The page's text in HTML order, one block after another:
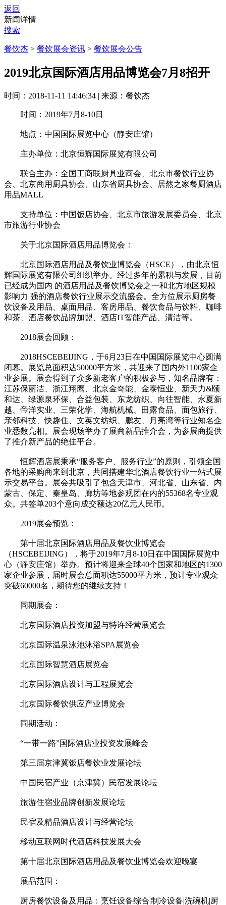
返回
新闻详情
搜索
餐饮杰 > 餐饮展会资讯 > 餐饮展会公告
2019北京国际酒店用品博览会7月8招开
时间：2018-11-11 14:46:34 | 来源：餐饮杰
时间：2019年7月8-10日
地点：中国国际展览中心（静安庄馆）
主办单位：北京恒辉国际展览有限公司
联合主办：全国工商联厨具业商会、北京市餐饮行业协
会、北京商用厨具协会、山东省厨具协会、居然之家餐厨酒店
用品MALL
支持单位：中国饭店协会、北京市旅游发展委员会、北京
市旅游行业协会
关于北京国际酒店用品博览会：
北京国际酒店用品及餐饮业博览会（HSCE），由北京恒
辉国际展览有限公司组织举办。经过多年的累积与发展，目前
已经成为国内 的酒店用品及餐饮博览会之一和北方地区规模
影响力 强的酒店餐饮行业展示交流盛会。全方位展示厨房餐
饮设备及用品、桌面用品、客房用品、餐饮食品与饮料、咖啡
和茶、酒店餐饮品牌加盟、酒店IT智能产品、清洁等。
2018展会回顾：
2018HSCEBEIJING，于6月23日在中国国际展览中心圆满
闭幕。展览总面积达50000平方米，共迎来了国内外1100家企
业参展。展会得到了众多新老客户的积极参与，知名品牌有：
江苏保丽洁、浙江翔鹰、北京金奇能、金泰恒业、新天力&颐
和达、绿源泉环保、合益包装、东龙纺织、向往智能、永夏新
越、帝洋实业、三荣化学、海航机械、田露食品、面包旅行、
亲邻科技、快趣住、文英文纺织、鹏友、月亮湾等行业知名企
业悉数亮相。展会现场举办了展商新品推介会，为参展商提供
了推介新产品的绝佳平台。
恒辉酒店展秉承“服务客户、服务行业”的原则，引领全国
各地的采购商来到北京，共同搭建华北酒店餐饮行业一站式展
示交易平台。展会共吸引了包含天津市、河北省、山东省、内
蒙古、保定、秦皇岛、廊坊等地参观团在内的55368名专业观
众。共签单203个意向成交额达20亿元人民币。
2019展会预览：
第十届北京国际酒店用品及餐饮业博览会
（HSCEBEIJING），将于2019年7月8-10日在中国国际展览中
心（静安庄馆）举办。预计将迎来全球40个国家和地区的1300
家企业参展，届时展会总面积达55000平方米，预计专业观众
突破60000名，期待您的继续支持！
同期展会：
北京国际酒店投资加盟与特许经营展览会
北京国际温泉泳池沐浴SPA展览会
北京国际智慧酒店展览会
北京国际酒店设计与工程展览会
北京国际餐饮供应产业博览会
同期活动：
“一带一路”国际酒店业投资发展峰会
第三届京津冀饭店餐饮业发展论坛
中国民宿产业（京津冀）民宿发展论坛
旅游住宿业品牌创新发展论坛
民宿及精品酒店设计与经营论坛
移动互联网时代酒店科技发展大会
第十届北京国际酒店用品及餐饮业博览会欢迎晚宴
展品范围：
厨房餐饮设备及用品：烹饪设备综合|制冷设备|洗碗机|厨